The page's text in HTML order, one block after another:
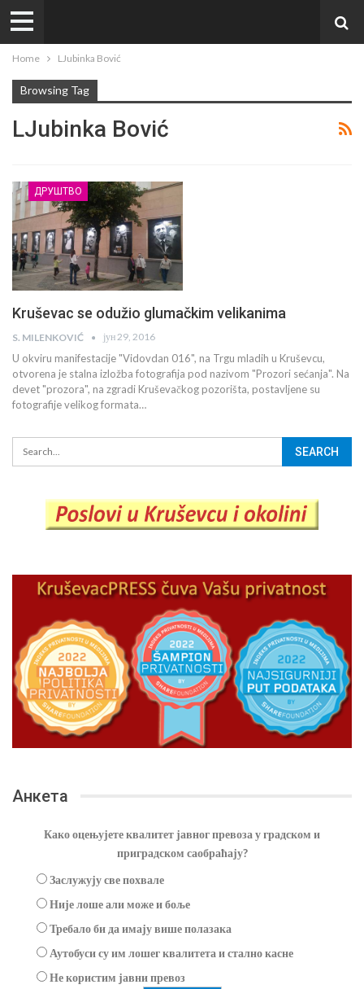
Home LJubinka Bović
Browsing Tag
LJubinka Bović
ДРУШТВО
Kruševac se odužio glumačkim velikanima
S. MILENKOVIĆ јун 29, 2016
U okviru manifestacije "Vidovdan 016", na Trgu mladih u Kruševcu,
otvorena je stalna izložba fotografija pod nazivom "Prozori sećanja". Na
devet "prozora", na zgradi Kruševačkog pozorišta, postavljene su
fotografije velikog formata…
Анкета
Како оцењујете квалитет јавног превоза у градском и
приградском саобраћају?
Заслужују све похвале
Није лоше али може и боље
Требало би да имају више полазака
Аутобуси су им лошег квалитета и стално касне
Не користим јавни превоз